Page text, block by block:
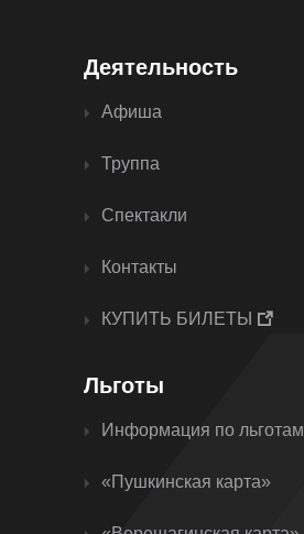
Деятельность
Афиша
Труппа
Спектакли
Контакты
КУПИТЬ БИЛЕТЫ
Льготы
Информация по льготам
«Пушкинская карта»